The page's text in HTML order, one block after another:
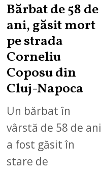
Bărbat de 58 de
ani, găsit mort
pe strada
Corneliu
Coposu din
Cluj-Napoca
Un bărbat în
vârstă de 58 de ani
a fost găsit în
stare de